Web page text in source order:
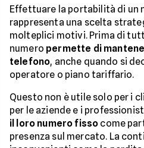
Effettuare la portabilità di un
rappresenta una scelta
molteplici motivi. Prima di
numero permette di
telefono, anche quando si
operatore o piano tariffario.
Questo non è utile solo per i
per le aziende e i
il loro numero fisso come
presenza sul mercato. La